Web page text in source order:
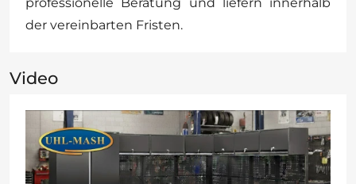
der vereinbarten Fristen.
Video